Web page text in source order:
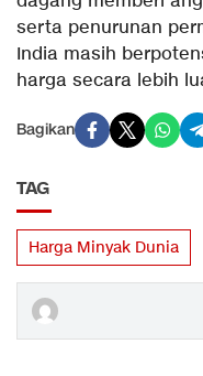
serta penurunan
India masih
harga secara lebih
Bagikan
TAG
Harga Minyak Dunia